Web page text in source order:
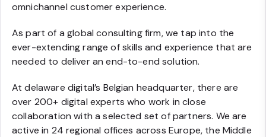
omnichannel customer experience.
As part of a global consulting firm, we tap into the
ever-extending range of skills and experience that are
needed to deliver an end-to-end solution.
At delaware digital’s Belgian headquarter, there are
over 200+ digital experts who work in close
collaboration with a selected set of partners. We are
active in 24 regional offices across Europe, the Middle